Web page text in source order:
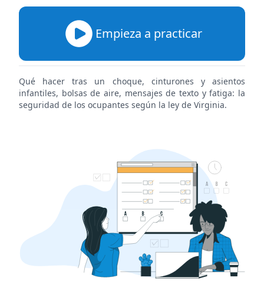
Empieza a practicar
Qué hacer tras un choque, cinturones y asientos
infantiles, bolsas de aire, mensajes de texto y fatiga: la
seguridad de los ocupantes según la ley de Virginia.